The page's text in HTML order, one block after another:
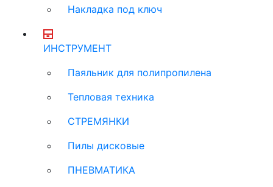
Накладка под ключ
ИНСТРУМЕНТ
Паяльник для полипропилена
Тепловая техника
СТРЕМЯНКИ
Пилы дисковые
ПНЕВМАТИКА